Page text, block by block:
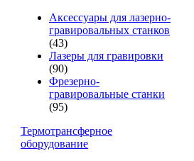
Аксессуары для лазерно-
гравировальных станков
(43)
Лазеры для гравировки
(90)
Фрезерно-
гравировальные станки
(95)
Термотрансферное
оборудование